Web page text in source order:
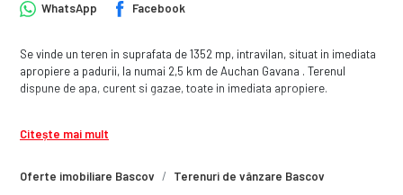
Oferte imobiliare Bascov Terenuri de vânzare Bascov
WhatsApp Facebook
Se vinde un teren in suprafata de 1352 mp, intravilan, situat in imediata
apropiere a padurii, la numai 2,5 km de Auchan Gavana . Terenul
dispune de apa, curent si gazae, toate in imediata apropiere.
Citește mai mult